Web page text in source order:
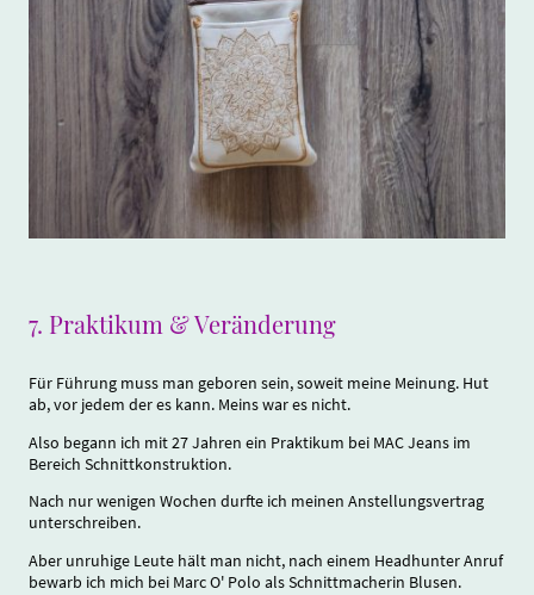
7. Praktikum & Veränderung
Für Führung muss man geboren sein, soweit meine Meinung. Hut
ab, vor jedem der es kann. Meins war es nicht.
Also begann ich mit 27 Jahren ein Praktikum bei MAC Jeans im
Bereich Schnittkonstruktion.
Nach nur wenigen Wochen durfte ich meinen Anstellungsvertrag
unterschreiben.
Aber unruhige Leute hält man nicht, nach einem Headhunter Anruf
bewarb ich mich bei Marc O' Polo als Schnittmacherin Blusen.